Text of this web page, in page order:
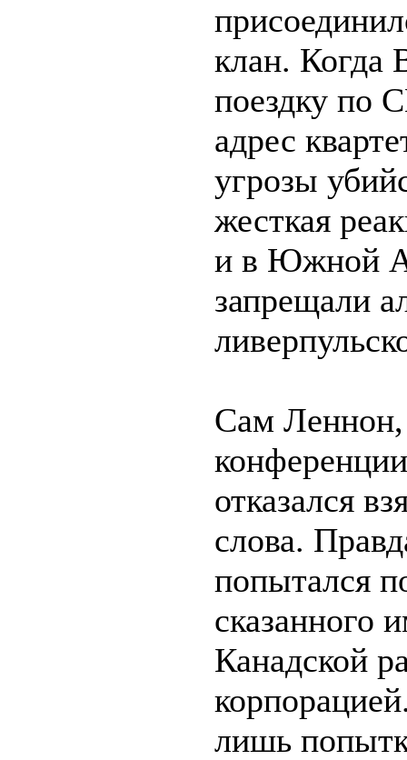
клан. Когда
поездку по
адрес
угрозы
жесткая
и в Южной
запрещали
Сам Леннон,
отказался
слова.
попытался
сказанного
Канадской
лишь